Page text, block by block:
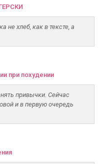
хлеб, как в тексте, а
при похудении
привычки. Сейчас
и в первую очередь